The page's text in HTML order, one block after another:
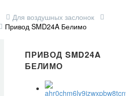
Для воздушных заслонок
Привод SMD24A Белимо
ПРИВОД SMD24A
БЕЛИМО